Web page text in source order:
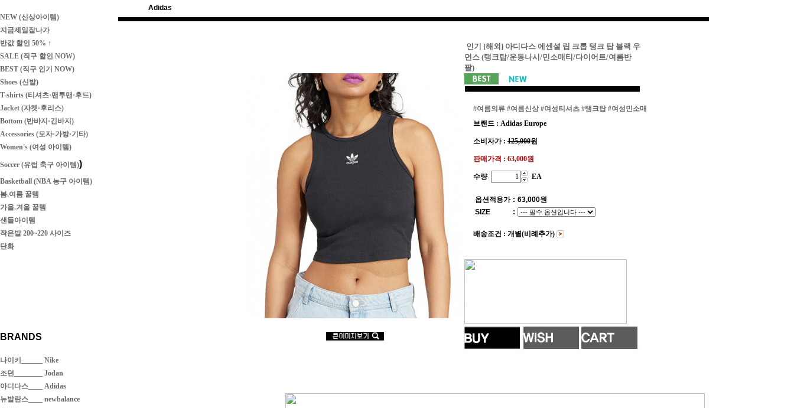
NEW (신상아이템)
지금제일잘나가
반값 할인 50% ↑
SALE (직구 할인 NOW)
BEST (직구 인기 NOW)
Shoes (신발)
T-shirts (티셔츠·맨투맨·후드)
Jacket (자켓·후리스)
Bottom (반바지·긴바지)
Accessories (모자·가방·기타)
Women's (여성 아이템)
Soccer (유럽 축구 아이템))
Basketball (NBA 농구 아이템)
봄.여름 꿀템
가을.겨울 꿀템
샌들아이템
작은발 200~220 사이즈
단화
BRANDS
나이키______ Nike
조던________ Jodan
아디다스____ Adidas
뉴발란스____ newbalance
Adidas
인기 [해외] 아디다스 에센셜 립 크롭 탱크 탑 블랙 우
먼스 (탱크탑/운동나시/민소매티/다이어트/여름반
팔)
#여름의류 #여름신상 #여성티셔츠 #탱크탑 #여성민소매
브랜드 : Adidas Europe
소비자가 : 125,000원
판매가격 : 63,000원
수량 EA
옵션적용가 : 63,000원
SIZE
:
배송조건 : 개별(비례추가)